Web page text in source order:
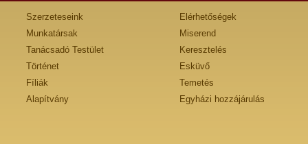
Szerzeteseink
Munkatársak
Tanácsadó Testület
Történet
Fíliák
Alapítvány
Elérhetőségek
Miserend
Keresztelés
Esküvő
Temetés
Egyházi hozzájárulás